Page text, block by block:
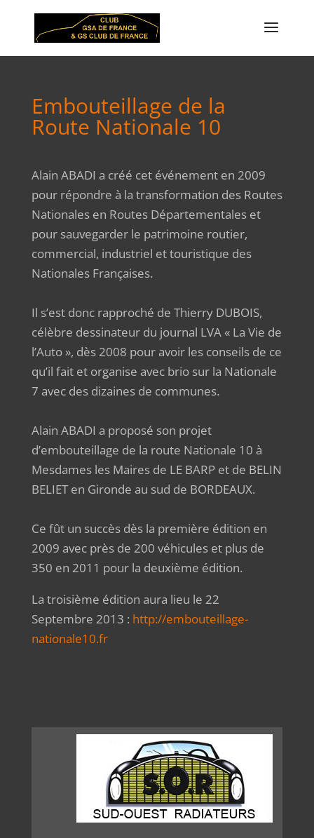
Embouteillage de la
Route Nationale 10
Alain ABADI a créé cet événement en 2009
pour répondre à la transformation des Routes
Nationales en Routes Départementales et
pour sauvegarder le patrimoine routier,
commercial, industriel et touristique des
Nationales Françaises.
Il s’est donc rapproché de Thierry DUBOIS,
célèbre dessinateur du journal LVA « La Vie de
l’Auto », dès 2008 pour avoir les conseils de ce
qu’il fait et organise avec brio sur la Nationale
7 avec des dizaines de communes.
Alain ABADI a proposé son projet
d’embouteillage de la route Nationale 10 à
Mesdames les Maires de LE BARP et de BELIN
BELIET en Gironde au sud de BORDEAUX.
Ce fût un succès dès la première édition en
2009 avec près de 200 véhicules et plus de
350 en 2011 pour la deuxième édition.
La troisième édition aura lieu le 22
Septembre 2013 : http://embouteillage-
nationale10.fr